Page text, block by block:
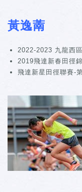
黃逸萳
2022-2023 九龍西
2019飛達新春田徑
飛達新星田徑聯賽-